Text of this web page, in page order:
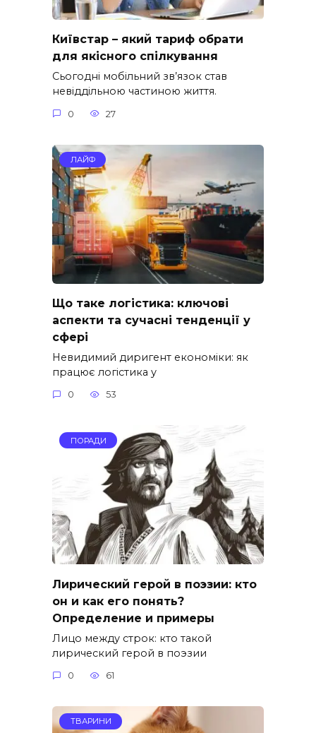
Київстар – який тариф обрати
для якісного спілкування
Сьогодні мобільний зв’язок став
невіддільною частиною життя.
0 27
ЛАЙФ
Що таке логістика: ключові
аспекти та сучасні тенденції у
сфері
Невидимий диригент економіки: як
працює логістика у
0 53
ПОРАДИ
Лирический герой в поэзии: кто
он и как его понять?
Определение и примеры
Лицо между строк: кто такой
лирический герой в поэзии
0 61
ТВАРИНИ